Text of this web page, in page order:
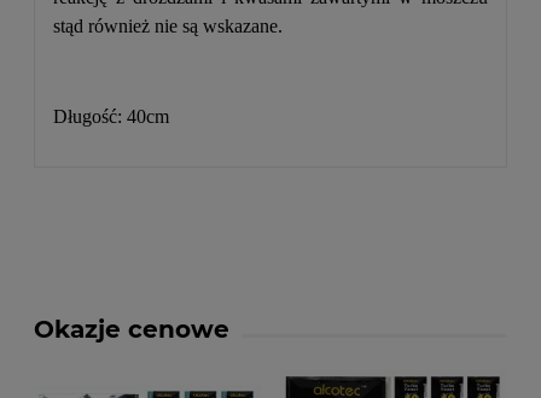
stąd również nie są wskazane.
Długość: 40cm
Okazje cenowe